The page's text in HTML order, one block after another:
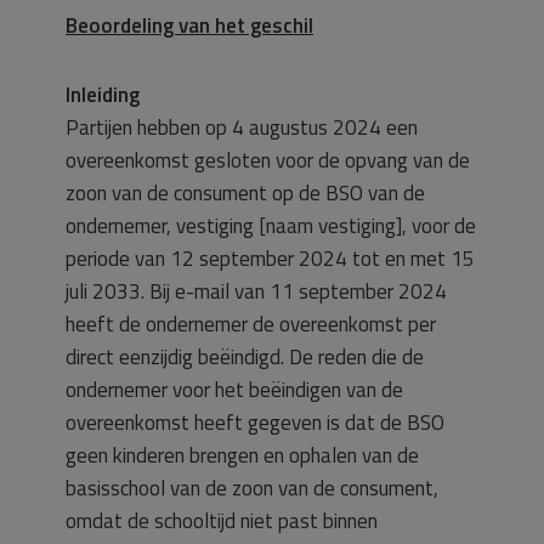
Beoordeling van het geschil
Inleiding
Partijen hebben op 4 augustus 2024 een
overeenkomst gesloten voor de opvang van de
zoon van de consument op de BSO van de
ondernemer, vestiging [naam vestiging], voor de
periode van 12 september 2024 tot en met 15
juli 2033. Bij e-mail van 11 september 2024
heeft de ondernemer de overeenkomst per
direct eenzijdig beëindigd. De reden die de
ondernemer voor het beëindigen van de
overeenkomst heeft gegeven is dat de BSO
geen kinderen brengen en ophalen van de
basisschool van de zoon van de consument,
omdat de schooltijd niet past binnen